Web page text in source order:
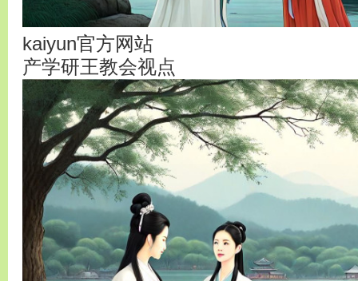
kaiyun官方网站
产学研王教会视点